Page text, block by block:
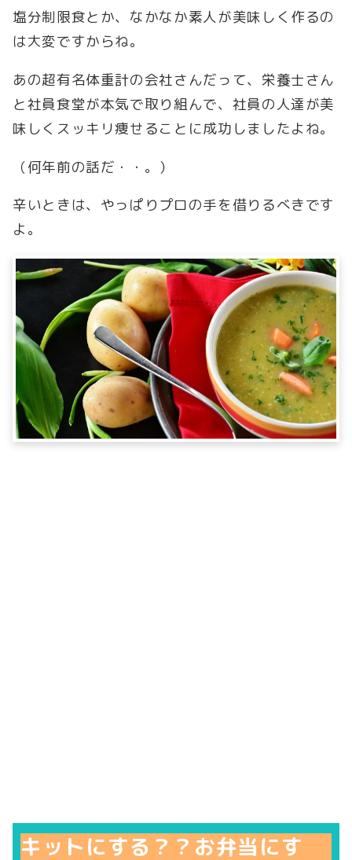
塩分制限食とか、なかなか素人が美味しく作るの
は大変ですからね。
あの超有名体重計の会社さんだって、栄養士さん
と社員食堂が本気で取り組んで、社員の人達が美
味しくスッキリ痩せることに成功しましたよね。
（何年前の話だ・・。）
辛いときは、やっぱりプロの手を借りるべきです
よ。
キットにする？？お弁当にす